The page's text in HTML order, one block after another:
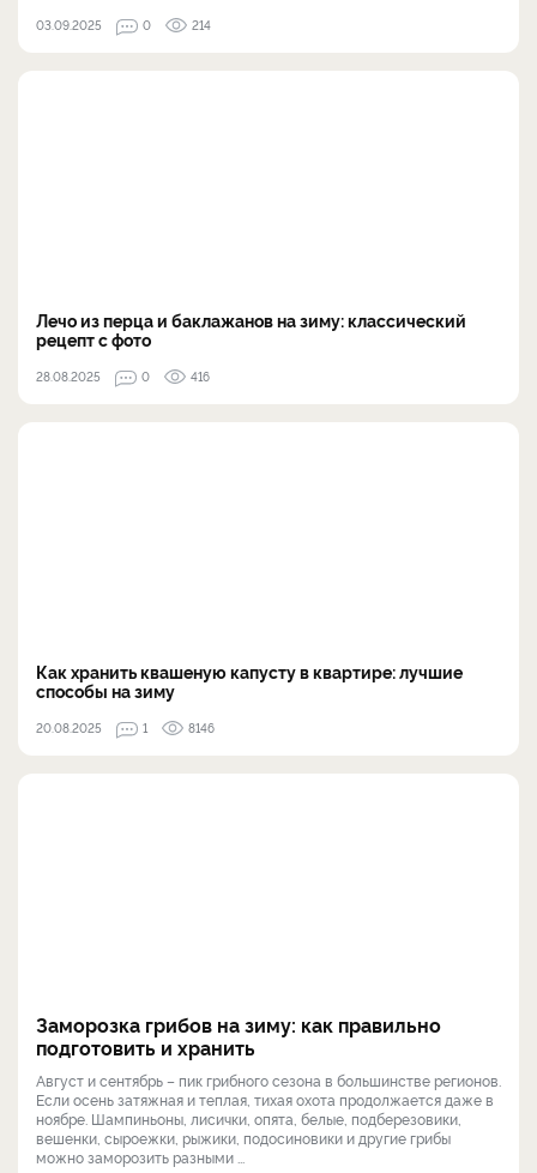
03.09.2025 0 214
Лечо из перца и баклажанов на зиму: классический
рецепт с фото
28.08.2025 0 416
Как хранить квашеную капусту в квартире: лучшие
способы на зиму
20.08.2025 1 8146
Заморозка грибов на зиму: как правильно
подготовить и хранить
Август и сентябрь – пик грибного сезона в большинстве регионов.
Если осень затяжная и теплая, тихая охота продолжается даже в
ноябре. Шампиньоны, лисички, опята, белые, подберезовики,
вешенки, сыроежки, рыжики, подосиновики и другие грибы
можно заморозить разными ...